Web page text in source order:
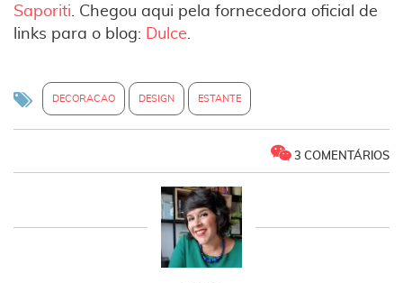
Saporiti. Chegou aqui pela fornecedora oficial de
links para o blog: Dulce.
DECORACAO DESIGN ESTANTE
3 COMENTÁRIOS